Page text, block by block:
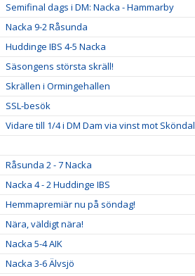
Semifinal dags i DM: Nacka - Hammarby
Nacka 9-2 Råsunda
Huddinge IBS 4-5 Nacka
Säsongens största skräll!
Skrällen i Ormingehallen
SSL-besök
Vidare till 1/4 i DM Dam via vinst mot Sköndal
Råsunda 2 - 7 Nacka
Nacka 4 - 2 Huddinge IBS
Hemmapremiär nu på söndag!
Nära, väldigt nära!
Nacka 5-4 AIK
Nacka 3-6 Älvsjö